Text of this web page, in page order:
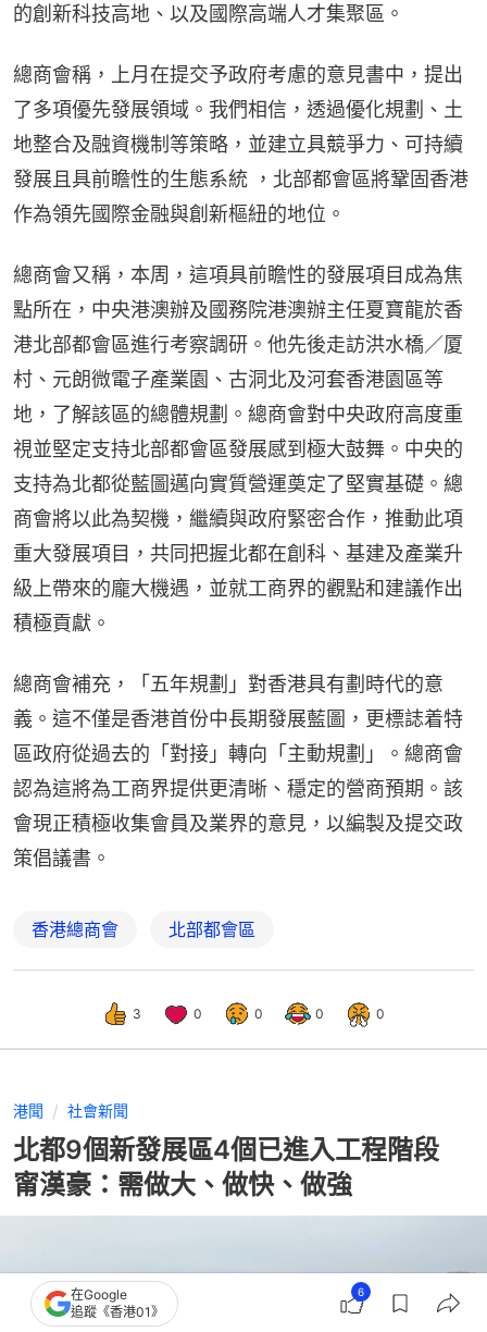
的創新科技高地、以及國際高端人才集聚區。
總商會稱，上月在提交予政府考慮的意見書中，提出
了多項優先發展領域。我們相信，透過優化規劃、土
地整合及融資機制等策略，並建立具競爭力、可持續
發展且具前瞻性的生態系統 ，北部都會區將鞏固香港
作為領先國際金融與創新樞紐的地位。
總商會又稱，本周，這項具前瞻性的發展項目成為焦
點所在，中央港澳辦及國務院港澳辦主任夏寶龍於香
港北部都會區進行考察調研。他先後走訪洪水橋／厦
村、元朗微電子產業園、古洞北及河套香港園區等
地，了解該區的總體規劃。總商會對中央政府高度重
視並堅定支持北部都會區發展感到極大鼓舞。中央的
支持為北都從藍圖邁向實質營運奠定了堅實基礎。總
商會將以此為契機，繼續與政府緊密合作，推動此項
重大發展項目，共同把握北都在創科、基建及產業升
級上帶來的龐大機遇，並就工商界的觀點和建議作出
積極貢獻。
總商會補充，「五年規劃」對香港具有劃時代的意
義。這不僅是香港首份中長期發展藍圖，更標誌着特
區政府從過去的「對接」轉向「主動規劃」。總商會
認為這將為工商界提供更清晰、穩定的營商預期。該
會現正積極收集會員及業界的意見，以編製及提交政
策倡議書。
香港總商會 北部都會區
3 0 0 0 0
港聞 社會新聞
北都9個新發展區4個已進入工程階段
甯漢豪：需做大、做快、做強
在Google
追蹤《香港01》
6